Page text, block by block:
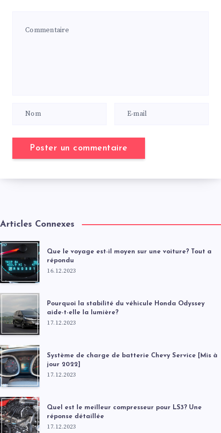
Articles Connexes
Que le voyage est-il moyen sur une voiture? Tout a
répondu
16.12.2023
Pourquoi la stabilité du véhicule Honda Odyssey
aide-t-elle la lumière?
17.12.2023
Système de charge de batterie Chevy Service [Mis à
jour 2022]
17.12.2023
Quel est le meilleur compresseur pour LS3? Une
réponse détaillée
17.12.2023